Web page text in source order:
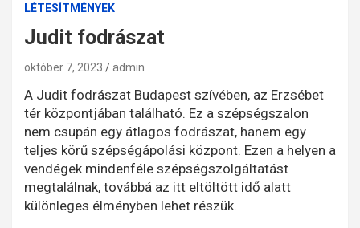
LÉTESÍTMÉNYEK
Judit fodrászat
október 7, 2023 admin
A Judit fodrászat Budapest szívében, az Erzsébet
tér központjában található. Ez a szépségszalon
nem csupán egy átlagos fodrászat, hanem egy
teljes körű szépségápolási központ. Ezen a helyen a
vendégek mindenféle szépségszolgáltatást
megtalálnak, továbbá az itt eltöltött idő alatt
különleges élményben lehet részük.